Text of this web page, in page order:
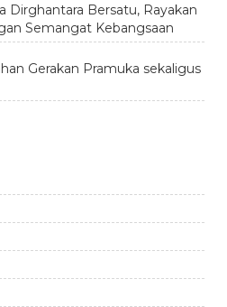
Dirghantara Bersatu, Rayakan
Semangat Kebangsaan
Gerakan Pramuka sekaligus